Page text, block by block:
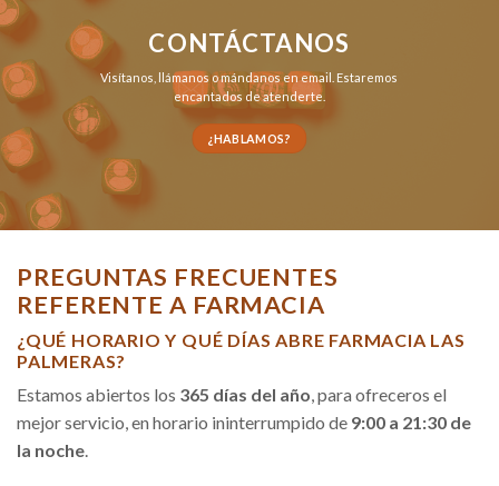
CONTÁCTANOS
Visítanos, llámanosomándanos en email . Estaremos
encantados de atenderte.
¿HABLAMOS?
PREGUNTAS FRECUENTES
REFERENTE A FARMACIA
¿QUÉ HORARIO Y QUÉ DÍAS ABRE FARMACIA LAS
PALMERAS?
Estamos abiertos los 365 días del año, para ofreceros el
mejor servicio, en horario ininterrumpido de 9:00 a 21:30 de
la noche.